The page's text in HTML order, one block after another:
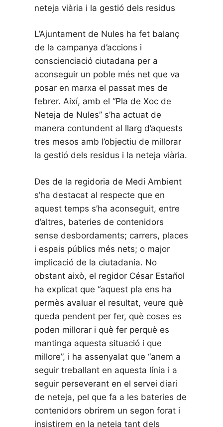
neteja viària i la gestió dels residus
L’Ajuntament de Nules ha fet balanç
de la campanya d’accions i
conscienciació ciutadana per a
aconseguir un poble més net que va
posar en marxa el passat mes de
febrer. Així, amb el “Pla de Xoc de
Neteja de Nules” s’ha actuat de
manera contundent al llarg d’aquests
tres mesos amb l’objectiu de millorar
la gestió dels residus i la neteja viària.
Des de la regidoria de Medi Ambient
s’ha destacat al respecte que en
aquest temps s’ha aconseguit, entre
d’altres, bateries de contenidors
sense desbordaments; carrers, places
i espais públics més nets; o major
implicació de la ciutadania. No
obstant això, el regidor César Estañol
ha explicat que “aquest pla ens ha
permès avaluar el resultat, veure què
queda pendent per fer, què coses es
poden millorar i què fer perquè es
mantinga aquesta situació i que
millore”, i ha assenyalat que “anem a
seguir treballant en aquesta línia i a
seguir perseverant en el servei diari
de neteja, pel que fa a les bateries de
contenidors obrirem un segon forat i
insistirem en la neteja tant dels